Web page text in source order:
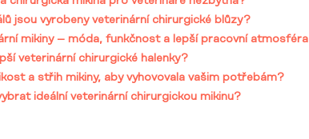
jsou vyrobeny veterinární chirurgické blůzy?
mikiny – móda, funkčnost a lepší pracovní atmosféra
veterinární chirurgické halenky?
a střih mikiny, aby vyhovovala vašim potřebám?
ideální veterinární chirurgickou mikinu?